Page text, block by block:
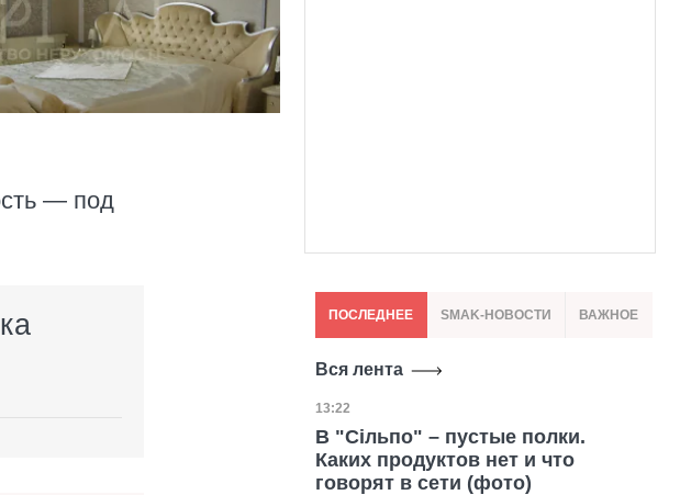
— под
ПОСЛЕДНЕЕ SMAK-НОВОСТИ ВАЖНОЕ
Вся лента
Дата публикации
13:22
В "Сільпо" – пустые полки.
Каких продуктов нет и что
говорят в сети (фото)